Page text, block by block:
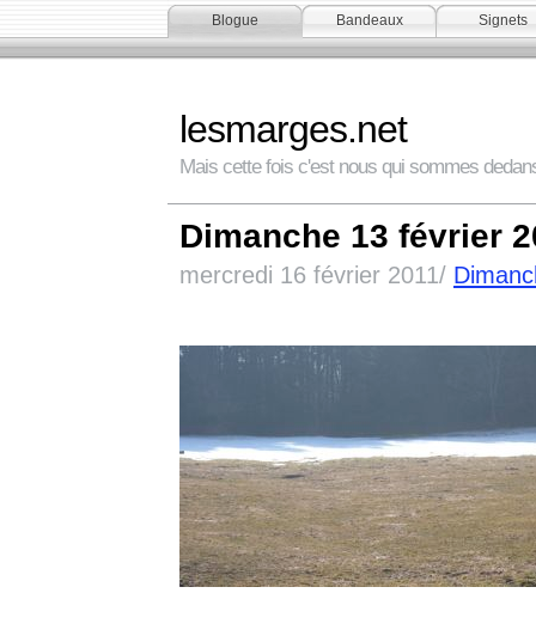
Blogue Bandeaux Signets
lesmarges.net
Mais cette fois c'est nous qui sommes
Dimanche 13 février
mercredi 16 février 2011/